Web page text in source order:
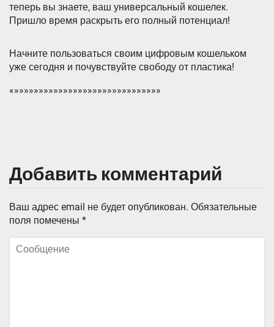
теперь вы знаете‚ ваш универсальный кошелек.
Пришло время раскрыть его полный потенциал!
Начните пользоваться своим цифровым кошельком
уже сегодня и почувствуйте свободу от пластика!
«»»»»»»»»»»»»»»»»»»»»»»»»»»»»»»
Добавить комментарий
Ваш адрес email не будет опубликован. Обязательные
поля помечены *